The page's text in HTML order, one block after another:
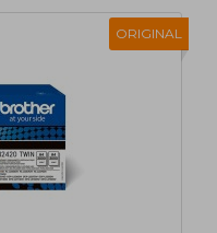
ORIGINAL